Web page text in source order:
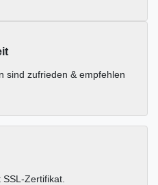
sind zufrieden & empfehlen
Zertifikat.